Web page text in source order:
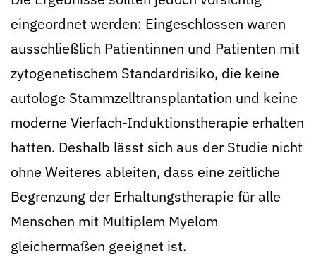
eingeordnet werden: Eingeschlossen waren
ausschließlich Patientinnen und Patienten mit
zytogenetischem Standardrisiko, die keine
autologe Stammzelltransplantation und keine
moderne Vierfach-Induktionstherapie erhalten
hatten. Deshalb lässt sich aus der Studie nicht
ohne Weiteres ableiten, dass eine zeitliche
Begrenzung der Erhaltungstherapie für alle
Menschen mit Multiplem Myelom
gleichermaßen geeignet ist.